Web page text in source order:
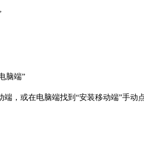
脑端”
，或在电脑端找到“安装移动端”手动